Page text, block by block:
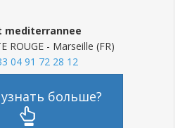
mediterrannee
ROUGE - Marseille (FR)
04 91 72 28 12
больше?